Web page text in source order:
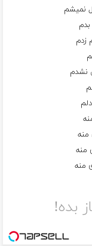
نمیشم
بدم
زدم
نشدم
منه
منه
منه
بده!